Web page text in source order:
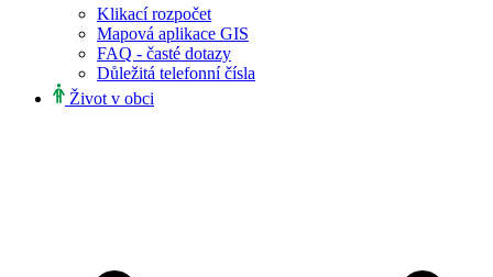
Klikací rozpočet
Mapová aplikace GIS
FAQ - časté dotazy
Důležitá telefonní čísla
Život v obci